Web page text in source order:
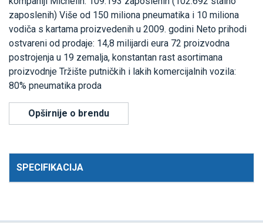
zaposlenih) Više od 150 miliona pneumatika i 10 miliona
vodiča s kartama proizvedenih u 2009. godini Neto prihodi
ostvareni od prodaje: 14,8 milijardi eura 72 proizvodna
postrojenja u 19 zemalja, konstantan rast asortimana
proizvodnje Tržište putničkih i lakih komercijalnih vozila:
80% pneumatika proda
Opširnije o brendu
SPECIFIKACIJA